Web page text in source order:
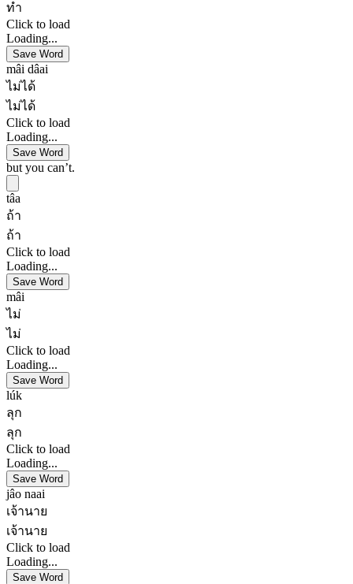
ทำ
Click to load
Loading...
Save Word
mâi dâai
ไม่ได้
ไม่ได้
Click to load
Loading...
Save Word
but you can’t.
tâa
ถ้า
ถ้า
Click to load
Loading...
Save Word
mâi
ไม่
ไม่
Click to load
Loading...
Save Word
lúk
ลุก
ลุก
Click to load
Loading...
Save Word
jâo naai
เจ้านาย
เจ้านาย
Click to load
Loading...
Save Word